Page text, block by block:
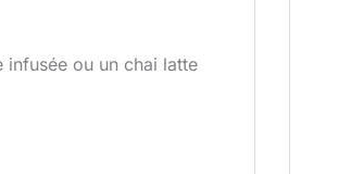
ou un chai latte